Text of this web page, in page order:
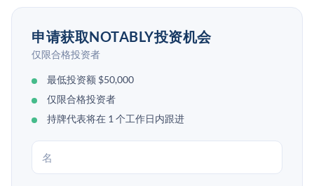
申请获取NOTABLY投资机会
仅限合格投资者
最低投资额 $50,000
仅限合格投资者
持牌代表将在 1 个工作日内跟进